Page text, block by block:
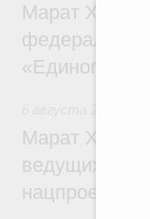
Марат
«Единого
Марат
ведущих к
нацпроекту